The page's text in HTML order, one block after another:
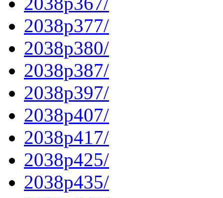
2038p377/
2038p380/
2038p387/
2038p397/
2038p407/
2038p417/
2038p425/
2038p435/